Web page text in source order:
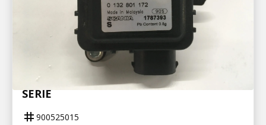
900525015
STELMOTOR CABINEVERWARMING R-
SERIE
tag 900525015